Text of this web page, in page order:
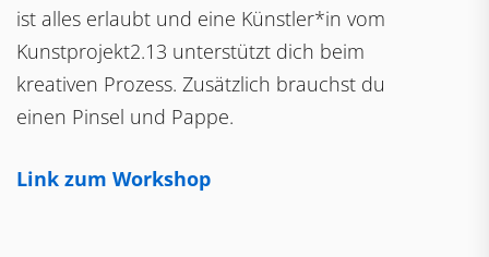
ist alles erlaubt und eine Künstler*in vom
Kunstprojekt2.13 unterstützt dich beim
kreativen Prozess. Zusätzlich brauchst du
einen Pinsel und Pappe.
Link zum Workshop